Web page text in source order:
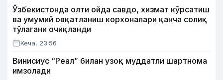
Ўзбекистонда олти ойда савдо, хизмат кўрсатиш
ва умумий овқатланиш корхоналари қанча солиқ
тўлагани очиқланди
Кеча, 23:56
Винисиус “Реал” билан узоқ муддатли шартнома
имзолади